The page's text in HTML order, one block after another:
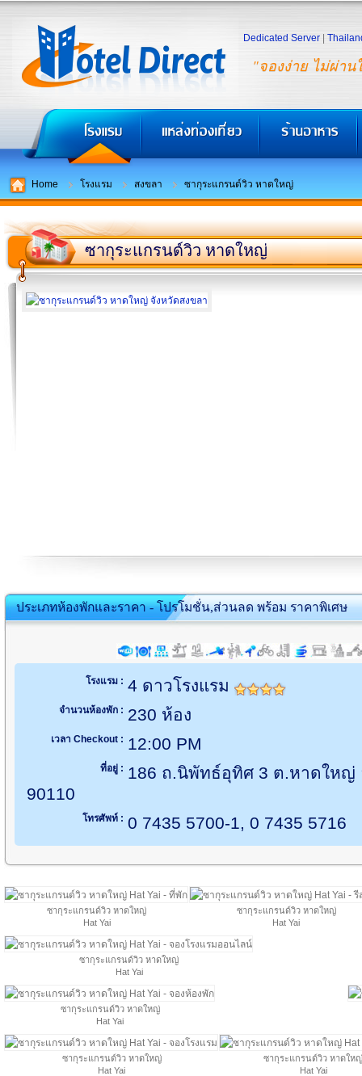
"จองง่าย ไม่ผ่าน
Dedicated Server
Home โรงแรม สงขลา ซากุระแกรนด์วิว หาดใหญ่
ซากุระแกรนด์วิว หาดใหญ่
ประเภทห้องพักและราคา - โปรโมชั่น,ส่วนลด พร้อม ราคาพิเศษ
โรงแรม : 4 ดาวโรงแรม
จำนวนห้องพัก : 230 ห้อง
เวลา Checkout : 12:00 PM
ที่อยู่ : 186 ถ.นิพัทธ์อุทิศ 3 ต.หาดใหญ่
90110
โทรศัพท์ : 0 7435 5700-1, 0 7435 5716
ซากุระแกรนด์วิว หาดใหญ่
Hat Yai
ซากุระแกรนด์วิว หาดใหญ่
Hat Yai
ซากุระแกรนด์วิว หาดใหญ่
Hat Yai
ซากุระแกรนด์วิว หาดใหญ่
Hat Yai
ซากุระแกรนด์วิว หาดใหญ่
Hat Yai
ซากุระแกรนด์วิว หาดใหญ่
Hat Yai